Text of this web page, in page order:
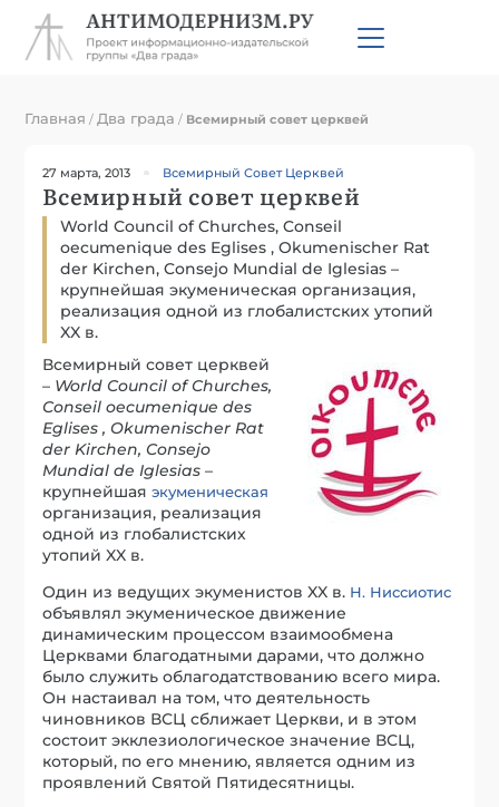
Главная / Два града / Всемирный совет церквей
27 марта, 2013 Всемирный Совет Церквей
Всемирный совет церквей
World Council of Churches, Conseil
oecumenique des Eglises , Okumenischer Rat
der Kirchen, Consejo Mundial de Iglesias –
крупнейшая экуменическая организация,
реализация одной из глобалистских утопий
XX в.
Всемирный совет церквей
– World Council of Churches,
Conseil oecumenique des
Eglises , Okumenischer Rat
der Kirchen, Consejo
Mundial de Iglesias –
крупнейшаяэкуменическая
организация, реализация
одной из глобалистских
утопий XX в.
Один из ведущих экуменистов XX в. Н. Ниссиотис
объявлял экуменическое движение
динамическим процессом взаимообмена
Церквами благодатными дарами, что должно
было служить облагодатствованию всего мира.
Он настаивал на том, что деятельность
чиновников ВСЦ сближает Церкви, и в этом
состоит экклезиологическое значение ВСЦ,
который, по его мнению, является одним из
проявлений Святой Пятидесятницы.